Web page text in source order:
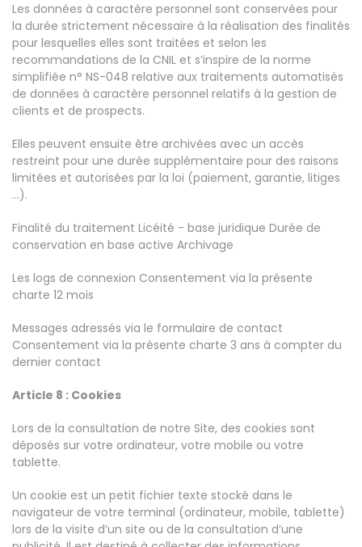
Les données à caractère personnel sont conservées pour
la durée strictement nécessaire à la réalisation des finalités
pour lesquelles elles sont traitées et selon les
recommandations de la CNIL et s’inspire de la norme
simplifiée n° NS-048 relative aux traitements automatisés
de données à caractère personnel relatifs à la gestion de
clients et de prospects.
Elles peuvent ensuite être archivées avec un accès
restreint pour une durée supplémentaire pour des raisons
limitées et autorisées par la loi (paiement, garantie, litiges
...).
Finalité du traitement Licéité - base juridique Durée de
conservation en base active Archivage
Les logs de connexion Consentement via la présente
charte 12 mois
Messages adressés via le formulaire de contact
Consentement via la présente charte 3 ans à compter du
dernier contact
Article 8 : Cookies
Lors de la consultation de notre Site, des cookies sont
déposés sur votre ordinateur, votre mobile ou votre
tablette.
Un cookie est un petit fichier texte stocké dans le
navigateur de votre terminal (ordinateur, mobile, tablette)
lors de la visite d’un site ou de la consultation d’une